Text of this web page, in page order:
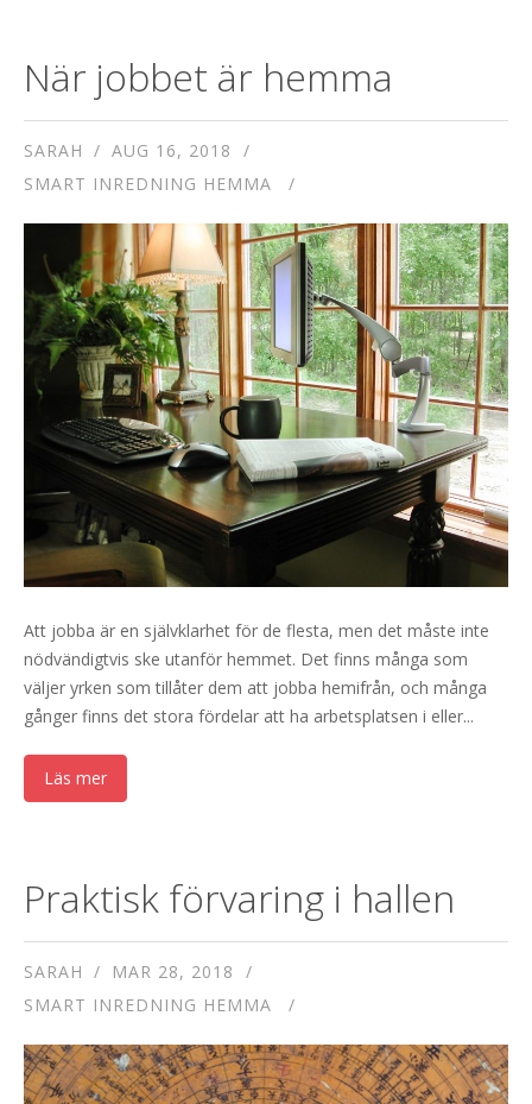
När jobbet är hemma
SARAH
AUG 16, 2018
SMART INREDNING HEMMA
Att jobba är en självklarhet för de flesta, men det måste inte
nödvändigtvis ske utanför hemmet. Det finns många som
väljer yrken som tillåter dem att jobba hemifrån, och många
gånger finns det stora fördelar att ha arbetsplatsen i eller...
Läs mer
Praktisk förvaring i hallen
SARAH
MAR 28, 2018
SMART INREDNING HEMMA